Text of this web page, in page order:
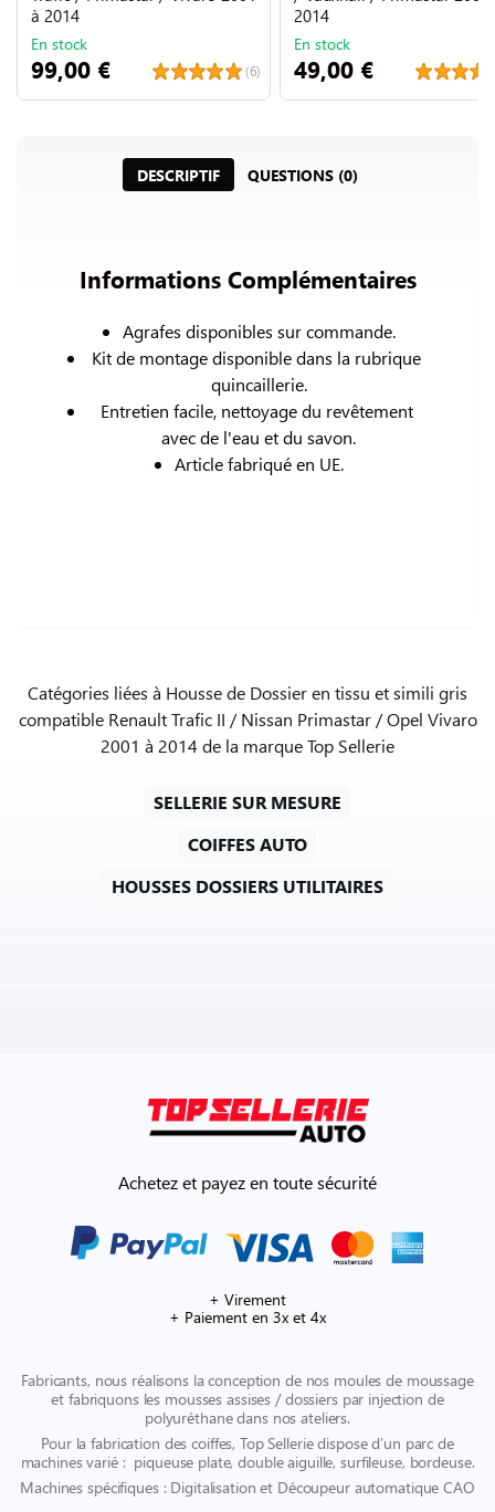
à 2014
(6)
En stock
99,00 €
2014
En stock
49,00 €
DESCRIPTIF QUESTIONS (0)
Informations Complémentaires
Agrafes disponibles sur commande.
Kit de montage disponible dans la rubrique
quincaillerie.
Entretien facile, nettoyage du revêtement
avec de l'eau et du savon.
Article fabriqué en UE.
Catégories liées à Housse de Dossier en tissu et simili gris
compatible Renault Trafic II / Nissan Primastar / Opel Vivaro
2001 à 2014 de la marque Top Sellerie
SELLERIE SUR MESURE
COIFFES AUTO
HOUSSES DOSSIERS UTILITAIRES
Achetez et payez en toute sécurité
+ Virement
+ Paiement en 3x et 4x
Fabricants, nous réalisons la conception de nos moules de moussage
et fabriquons les mousses assises / dossiers par injection de
polyuréthane dans nos ateliers.
Pour la fabrication des coiffes, Top Sellerie dispose d’un parc de
machines varié : piqueuse plate, double aiguille, surfileuse, bordeuse.
Machines spécifiques : Digitalisation et Découpeur automatique CAO